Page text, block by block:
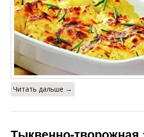
Читать дальше →